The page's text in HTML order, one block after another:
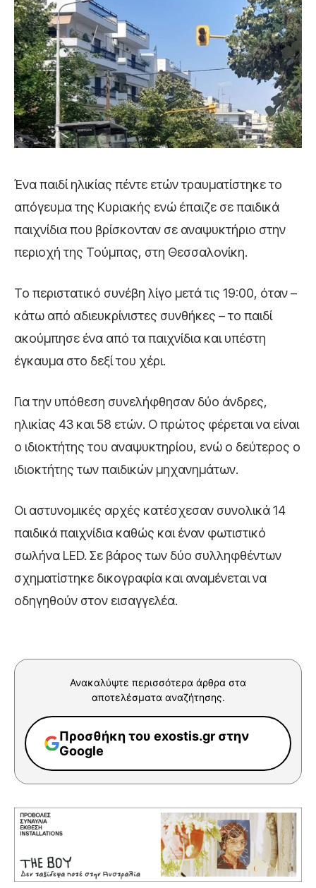
Ένα παιδί ηλικίας πέντε ετών τραυματίστηκε το
απόγευμα της Κυριακής ενώ έπαιζε σε παιδικά
παιχνίδια που βρίσκονταν σε αναψυκτήριο στην
περιοχή της Τούμπας, στη Θεσσαλονίκη.
Το περιστατικό συνέβη λίγο μετά τις 19:00, όταν –
κάτω από αδιευκρίνιστες συνθήκες – το παιδί
ακούμπησε ένα από τα παιχνίδια και υπέστη
έγκαυμα στο δεξί του χέρι.
Για την υπόθεση συνελήφθησαν δύο άνδρες,
ηλικίας 43 και 58 ετών. Ο πρώτος φέρεται να είναι
ο ιδιοκτήτης του αναψυκτηρίου, ενώ ο δεύτερος ο
ιδιοκτήτης των παιδικών μηχανημάτων.
Οι αστυνομικές αρχές κατέσχεσαν συνολικά 14
παιδικά παιχνίδια καθώς και έναν φωτιστικό
σωλήνα LED. Σε βάρος των δύο συλληφθέντων
σχηματίστηκε δικογραφία και αναμένεται να
οδηγηθούν στον εισαγγελέα.
Ανακαλύψτε περισσότερα άρθρα στα
αποτελέσματα αναζήτησης.
Προσθήκη του exostis.gr στην
Google